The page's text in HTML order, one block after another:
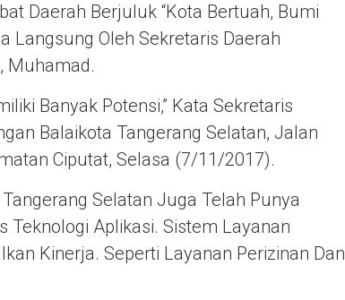
Daerah Berjuluk “Kota Bertuah, Bumi
Langsung Oleh Sekretaris Daerah
Muhamad.
Banyak Potensi,” Kata Sekretaris
Balaikota Tangerang Selatan, Jalan
Ciputat, Selasa (7/11/2017).
Selatan Juga Telah Punya
Teknologi Aplikasi. Sistem Layanan
Kinerja. Seperti Layanan Perizinan Dan